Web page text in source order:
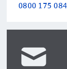
0800 175